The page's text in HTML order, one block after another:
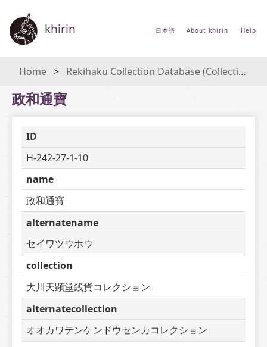
khirin 日本語 About khirin Help
Home Rekihaku Collection Database (Collections Database of the National Museum of Japanese History)
政和通寶
ID
H-242-27-1-10
name
政和通寶
alternatename
セイワツウホウ
collection
大川天顕堂銭貨コレクション
alternatecollection
オオカワテンケンドウセンカコレクション